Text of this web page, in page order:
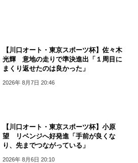
【川口オート・東京スポーツ杯】佐々木
光輝 意地の走りで準決進出「１周目に
まくり返せたのは良かった」
2026年 8月7日 20:46
【川口オート・東京スポーツ杯】小原
望 リベンジへ好発進「手前が良くな
り、先までつながっている」
2026年 8月6日 20:10